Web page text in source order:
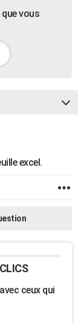
vous
excel.
ceux qui